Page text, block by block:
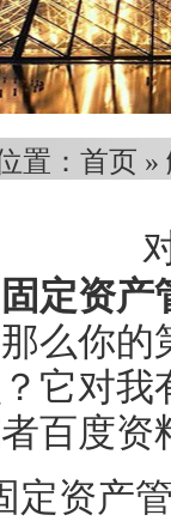
置： 首页 »
固定资产
么你的
？ 它对我
百度资
定资产